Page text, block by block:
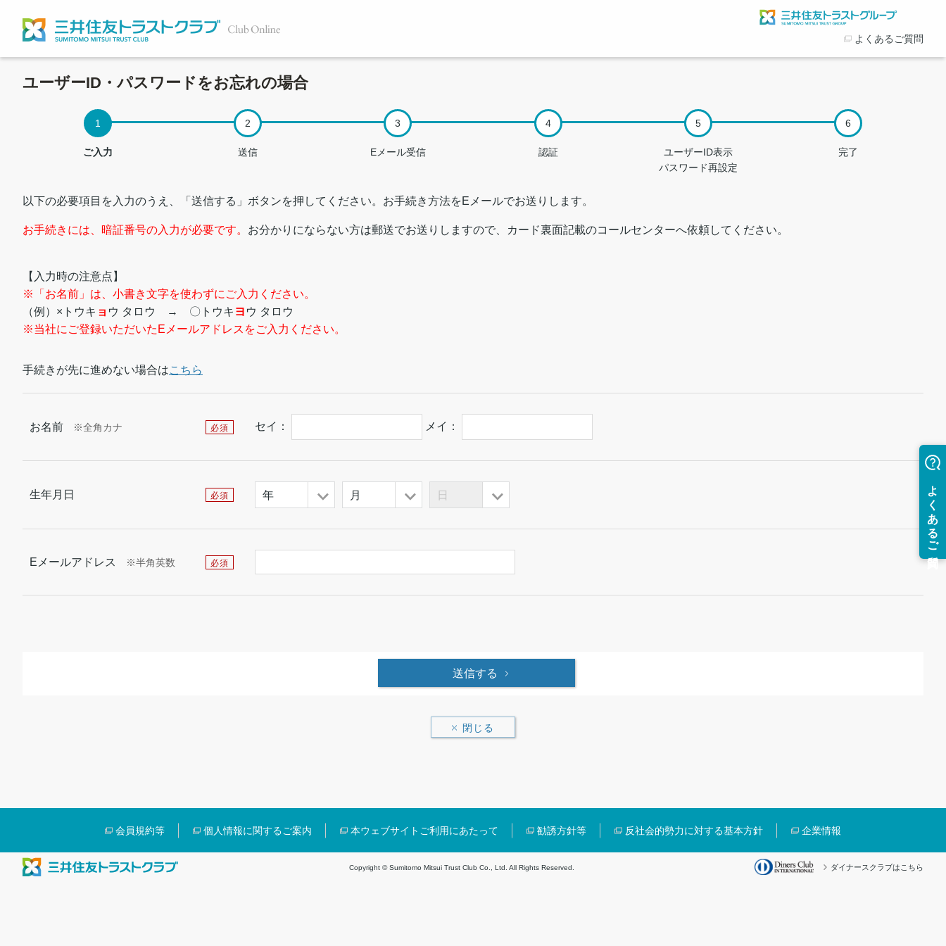
よくあるご質問
ユーザーID・パスワードをお忘れの場合
ご入力 送信 Eメール受信 認証
ユーザーID表示
パスワード再設定
完了
以下の必要項目を入力のうえ、「送信する」ボタンを押してください。お手続き方法をEメールでお送りします。
お手続きには、暗証番号の入力が必要です。 お分かりにならない方は郵送でお送りしますので、カード裏面記載のコールセンターへ依頼してください。
【入力時の注意点】
※「お名前」は、小書き文字を使わずにご入力ください。
（例）×トウキ ョ ウ タロウ → 〇トウキ ヨ ウ タロウ
※当社にご登録いただいたEメールアドレスをご入力ください。
手続きが先に進めない場合はこちら
お名前 ※全角カナ 必須 セイ： メイ：
生年月日 必須 年 月 日
Eメールアドレス ※半角英数 必須
送信する
閉じる
会員規約等 個人情報に関するご案内 本ウェブサイトご利用にあたって 勧誘方針等 反社会的勢力に対する基本方針 企業情報
Copyright © Sumitomo Mitsui Trust Club Co., Ltd. All Rights Reserved. ダイナースクラブはこちら